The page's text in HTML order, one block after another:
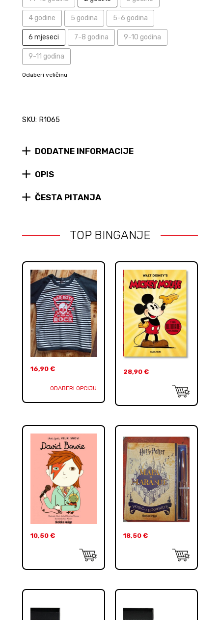
4 godine 5 godina 5-6 godina
6 mjeseci 7-8 godina 9-10 godina
9-11 godina
Odaberi veličinu
SKU: R1065
DODATNE INFORMACIJE
OPIS
ČESTA PITANJA
TOP BINGANJE
16,90 €
ODABERI OPCIJU
28,90 €
10,50 € 18,50 €